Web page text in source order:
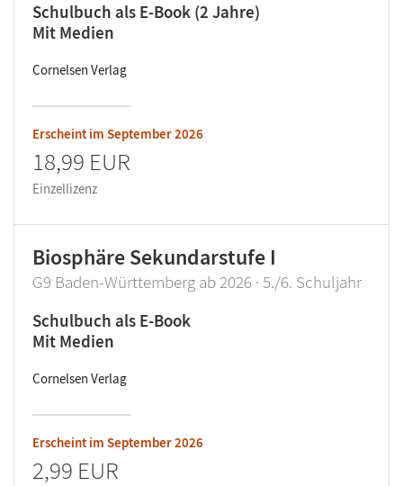
Schulbuch als E-Book (2 Jahre)
Mit Medien
Cornelsen Verlag
Erscheint im September 2026
18,99 EUR
Einzellizenz
Biosphäre Sekundarstufe I
G9 Baden-Württemberg ab 2026 · 5./6. Schuljahr
Schulbuch als E-Book
Mit Medien
Cornelsen Verlag
Erscheint im September 2026
2,99 EUR